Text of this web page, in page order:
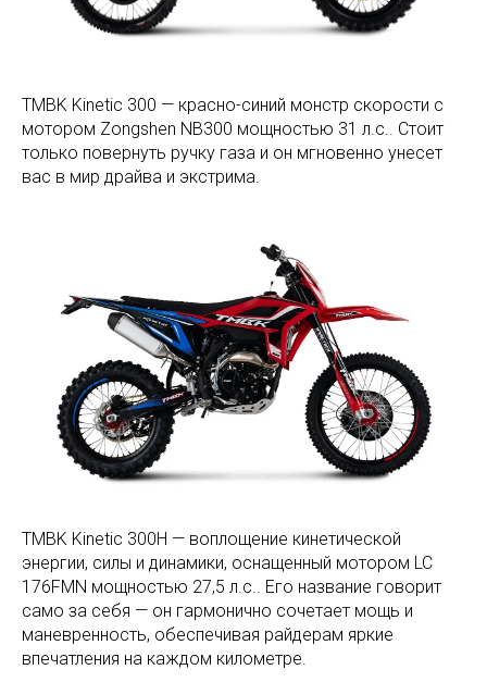
TMBK Kinetic 300 — красно-синий монстр скорости с
мотором Zongshen NB300 мощностью 31 л.с.. Стоит
только повернуть ручку газа и он мгновенно унесет
вас в мир драйва и экстрима.
TMBK Kinetic 300H — воплощение кинетической
энергии, силы и динамики, оснащенный мотором LC
176FMN мощностью 27,5 л.с.. Его название говорит
само за себя — он гармонично сочетает мощь и
маневренность, обеспечивая райдерам яркие
впечатления на каждом километре.